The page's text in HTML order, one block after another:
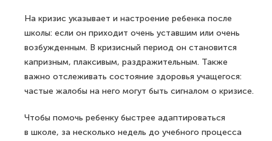
На кризис указывает и настроение ребенка после
школы: если он приходит очень уставшим или очень
возбужденным. В кризисный период он становится
капризным, плаксивым, раздражительным. Также
важно отслеживать состояние здоровья учащегося:
частые жалобы на него могут быть сигналом о кризисе.
Чтобы помочь ребенку быстрее адаптироваться
в школе, за несколько недель до учебного процесса